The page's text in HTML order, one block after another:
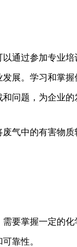
通过参加专业
展。学习和掌
问题，为企业的
气中的有害物
要掌握一定的
靠性。